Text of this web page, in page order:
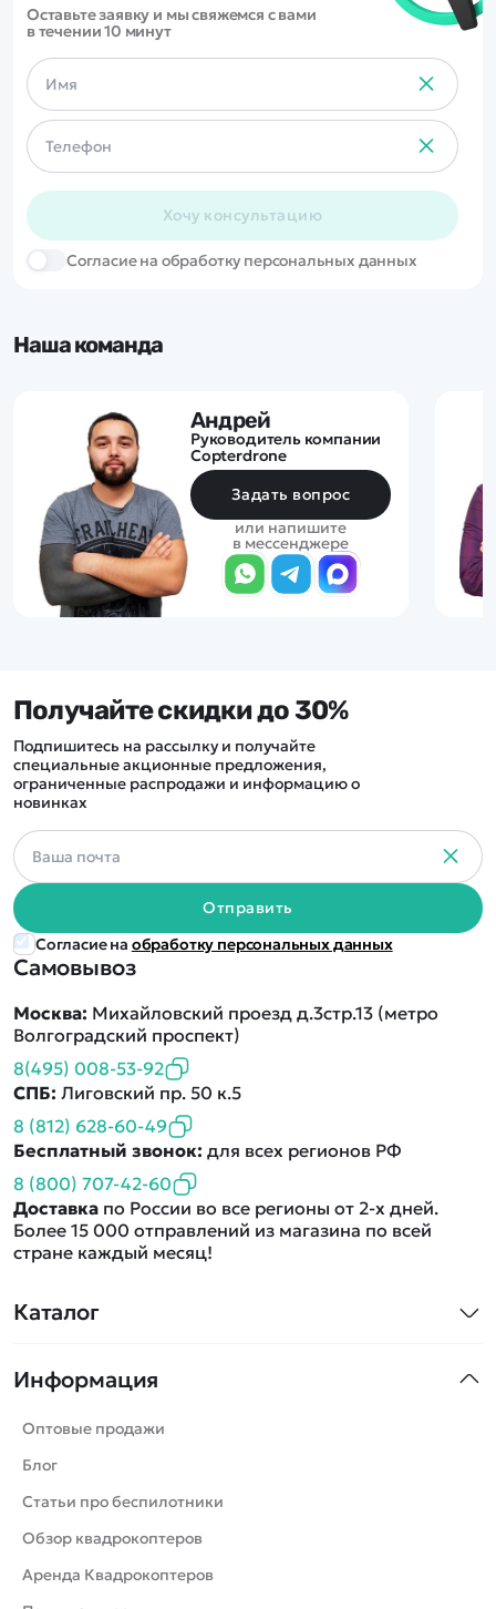
Оставьте заявку и мы свяжемся с вами
в течении 10 минут
Хочу консультацию
Cогласие на обработку персональных данных
Наша команда
Андрей
Руководитель компании
Copterdrone
Задать вопрос
или напишите
в мессенджере
Каталог
Машинки
Танки
Вертолеты
Катера
Роботы
Самолеты
Информация
Оптовые продажи
Блог
Статьи про беспилотники
Обзор квадрокоптеров
Аренда Квадрокоптеров
Самовывоз
Москва: Михайловский проезд д.3стр.13 (метро
Волгоградский проспект)
8(495) 008-53-92
СПБ: Лиговский пр. 50 к.5
8 (812) 628-60-49
Бесплатный звонок: для всех регионов РФ
8 (800) 707-42-60
Доставка по России во все регионы от 2-х дней.
Более 15 000 отправлений из магазина по всей
стране каждый месяц!
Получайте скидки до 30%
Подпишитесь на рассылку и получайте
специальные акционные предложения,
ограниченные распродажи и информацию о
новинках
Отправить
Согласие на обработку персональных данных